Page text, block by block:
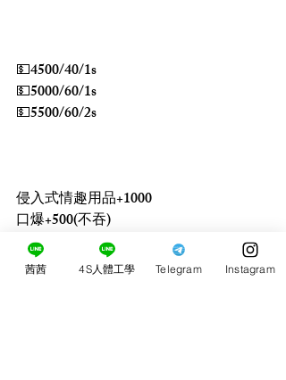
💵4500/40/1s
💵5000/60/1s
💵5500/60/2s
侵入式情趣用品+1000
口爆+500(不吞)
無套+1000
毒龍+1000
茜茜 4S人體工學 Telegram Instagram